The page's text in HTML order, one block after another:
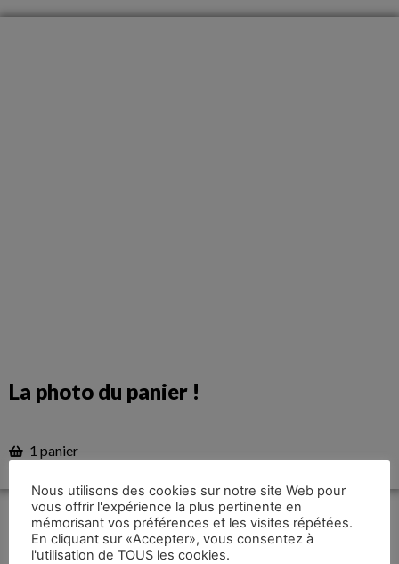
La photo du panier !
1 panier
Nous utilisons des cookies sur notre site Web pour
vous offrir l'expérience la plus pertinente en
mémorisant vos préférences et les visites répétées.
En cliquant sur «Accepter», vous consentez à
l'utilisation de TOUS les cookies.